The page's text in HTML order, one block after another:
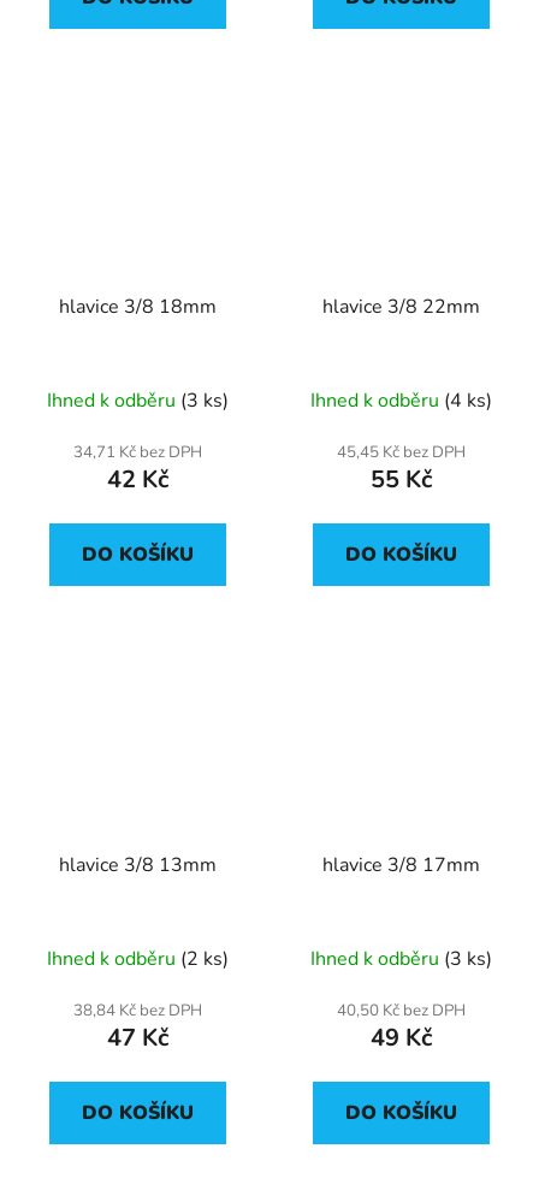
hlavice 3/8 18mm
Ihned k odběru (3 ks)
34,71 Kč bez DPH
42 Kč
DO KOŠÍKU
hlavice 3/8 22mm
Ihned k odběru (4 ks)
45,45 Kč bez DPH
55 Kč
DO KOŠÍKU
hlavice 3/8 13mm
Ihned k odběru (2 ks)
38,84 Kč bez DPH
47 Kč
DO KOŠÍKU
hlavice 3/8 17mm
Ihned k odběru (3 ks)
40,50 Kč bez DPH
49 Kč
DO KOŠÍKU